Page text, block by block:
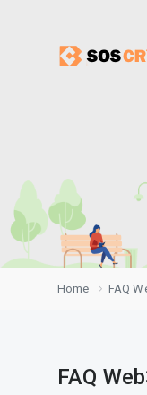
Home FAQ
FAQ